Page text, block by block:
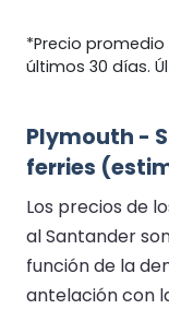
*Precio
últimos 30 días.
Plymouth -
ferries
Los precios de
al Santander
función de la
antelación con